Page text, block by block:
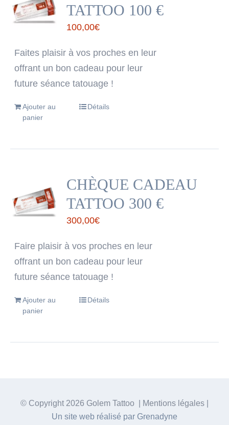
TATTOO 100 €
100,00€
Faites plaisir à vos proches en leur
offrant un bon cadeau pour leur
future séance tatouage !
Ajouter au
panier
Détails
CHÈQUE CADEAU
TATTOO 300 €
300,00€
Faire plaisir à vos proches en leur
offrant un bon cadeau pour leur
future séance tatouage !
Ajouter au
panier
Détails
© Copyright 2026 Golem Tattoo | Mentions légales |
Un site web réalisé par Grenadyne